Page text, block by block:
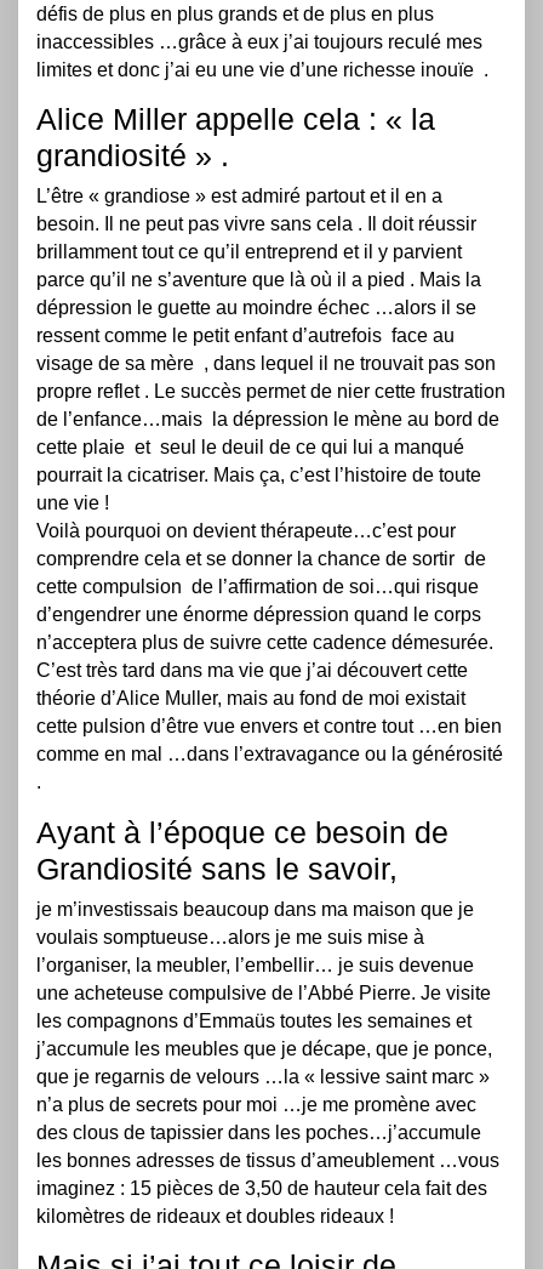
défis de plus en plus grands et de plus en plus
inaccessibles …grâce à eux j’ai toujours reculé mes
limites et donc j’ai eu une vie d’une richesse inouïe .
Alice Miller appelle cela : « la
grandiosité » .
L’être « grandiose » est admiré partout et il en a
besoin. Il ne peut pas vivre sans cela . Il doit réussir
brillamment tout ce qu’il entreprend et il y parvient
parce qu’il ne s’aventure que là où il a pied . Mais la
dépression le guette au moindre échec …alors il se
ressent comme le petit enfant d’autrefois face au
visage de sa mère , dans lequel il ne trouvait pas son
propre reflet . Le succès permet de nier cette frustration
de l’enfance…mais la dépression le mène au bord de
cette plaie et seul le deuil de ce qui lui a manqué
pourrait la cicatriser. Mais ça, c’est l’histoire de toute
une vie !
Voilà pourquoi on devient thérapeute…c’est pour
comprendre cela et se donner la chance de sortir de
cette compulsion de l’affirmation de soi…qui risque
d’engendrer une énorme dépression quand le corps
n’acceptera plus de suivre cette cadence démesurée.
C’est très tard dans ma vie que j’ai découvert cette
théorie d’Alice Muller, mais au fond de moi existait
cette pulsion d’être vue envers et contre tout …en bien
comme en mal …dans l’extravagance ou la générosité
.
Ayant à l’époque ce besoin de
Grandiosité sans le savoir,
je m’investissais beaucoup dans ma maison que je
voulais somptueuse…alors je me suis mise à
l’organiser, la meubler, l’embellir… je suis devenue
une acheteuse compulsive de l’Abbé Pierre. Je visite
les compagnons d’Emmaüs toutes les semaines et
j’accumule les meubles que je décape, que je ponce,
que je regarnis de velours …la « lessive saint marc »
n’a plus de secrets pour moi …je me promène avec
des clous de tapissier dans les poches…j’accumule
les bonnes adresses de tissus d’ameublement …vous
imaginez : 15 pièces de 3,50 de hauteur cela fait des
kilomètres de rideaux et doubles rideaux !